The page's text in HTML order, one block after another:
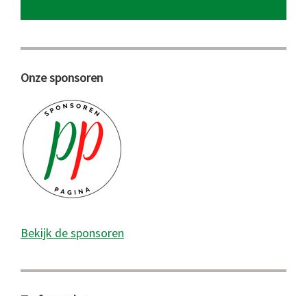
Onze sponsoren
Bekijk de sponsoren